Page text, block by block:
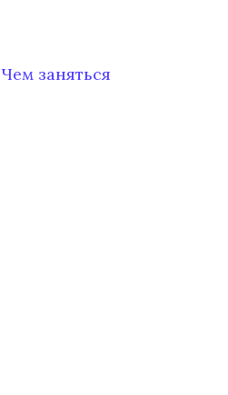
Чем заняться